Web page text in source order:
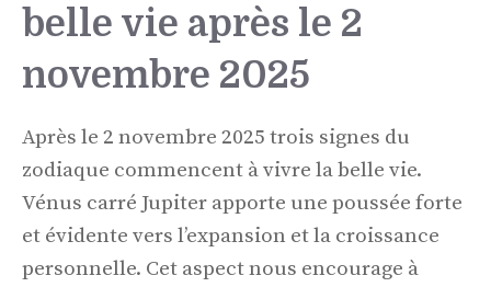
belle vie après le 2
novembre 2025
Après le 2 novembre 2025 trois signes du
zodiaque commencent à vivre la belle vie.
Vénus carré Jupiter apporte une poussée forte
et évidente vers l’expansion et la croissance
personnelle. Cet aspect nous encourage à